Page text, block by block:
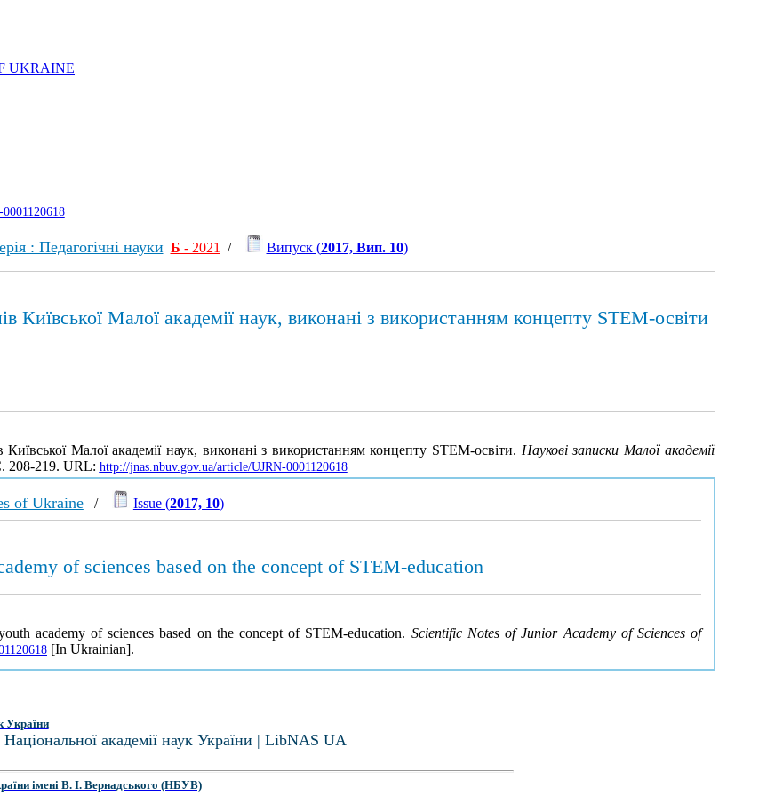
UKRAINE
: Педагогічні науки Б - 2021 / Випуск (2017, Вип. 10)
Київської Малої академії наук, виконані з використанням концепту STEM-освіти
Малої академії наук, виконані з використанням концепту STEM-освіти. Наукові записки Малої академії
208-219. URL: http://jnas.nbuv.gov.ua/article/UJRN-0001120618
of Ukraine/ Issue (2017, 10)
of sciences based on the concept of STEM-education
academy of sciences based on the concept of STEM-education. Scientific Notes of Junior Academy of Sciences of
[In Ukrainian].
України
Національної академії наук України | LibNAS UA
імені В. І. Вернадського (НБУВ)